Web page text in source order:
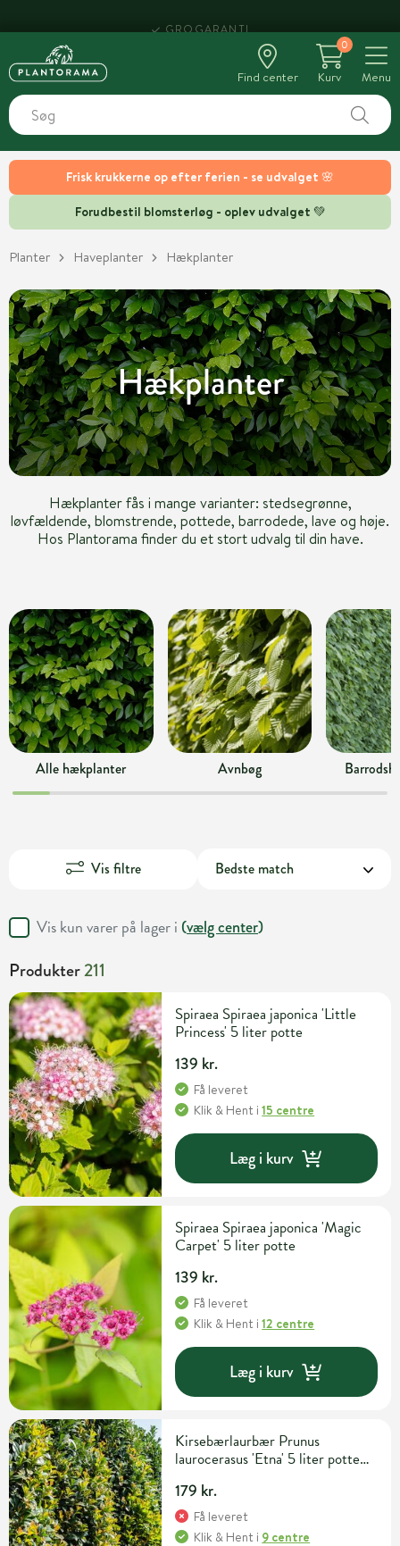
Frisk krukkerne op efter ferien - se udvalget 🌸
Forudbestil blomsterløg - oplev udvalget 💚
Find center
0
Kurv
Menu
Planter Haveplanter Hækplanter
Hækplanter
Hækplanter fås i mange varianter: stedsegrønne,
løvfældende, blomstrende, pottede, barrodede, lave og høje.
Hos Plantorama finder du et stort udvalg til din have.
Alle hækplanter Avnbøg
Vis filtre
Vis kun varer på lager i (vælg center)
Produkter211
Spiraea Spiraea japonica 'Little
Princess' 5 liter potte
139 kr.
Få leveret
Klik & Hent i15 centre
Læg i kurv
Spiraea Spiraea japonica 'Magic
Carpet' 5 liter potte
139 kr.
Få leveret
Klik & Hent i12 centre
Læg i kurv
Kirsebærlaurbær Prunus
laurocerasus 'Etna' 5 liter potte
179 kr.
Få leveret
Klik & Hent i 9 centre